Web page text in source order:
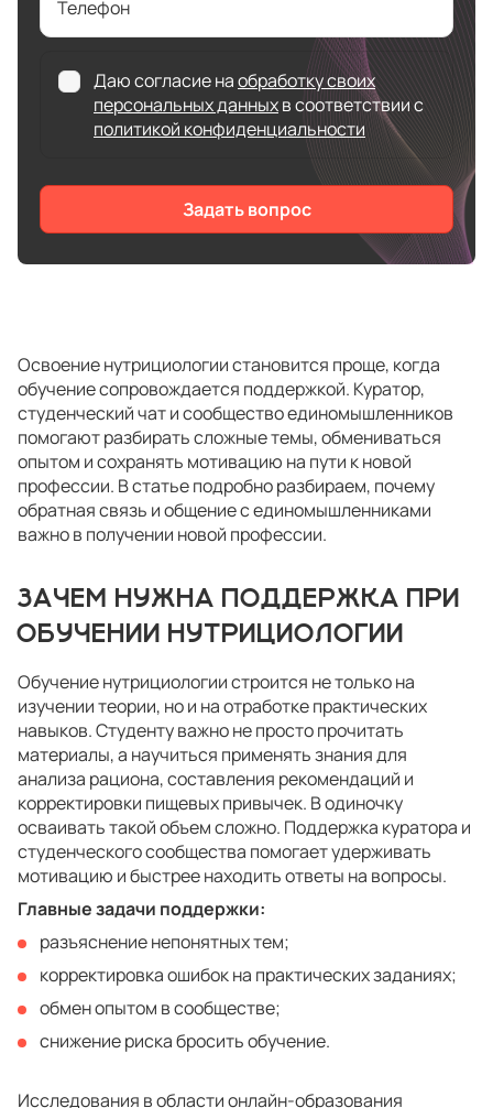
Телефон
Даю согласие наобработку своих
персональных данныхв соответствии с
политикой конфиденциальности
Задать вопрос
Освоение нутрициологии становится проще, когда
обучение сопровождается поддержкой. Куратор,
студенческий чат и сообщество единомышленников
помогают разбирать сложные темы, обмениваться
опытом и сохранять мотивацию на пути к новой
профессии. В статье подробно разбираем, почему
обратная связь и общение с единомышленниками
важно в получении новой профессии.
ЗАЧЕМ НУЖНА ПОДДЕРЖКА ПРИ
ОБУЧЕНИИ НУТРИЦИОЛОГИИ
Обучение нутрициологии строится не только на
изучении теории, но и на отработке практических
навыков. Студенту важно не просто прочитать
материалы, а научиться применять знания для
анализа рациона, составления рекомендаций и
корректировки пищевых привычек. В одиночку
осваивать такой объем сложно. Поддержка куратора и
студенческого сообщества помогает удерживать
мотивацию и быстрее находить ответы на вопросы.
Главные задачи поддержки:
разъяснение непонятных тем;
корректировка ошибок на практических заданиях;
обмен опытом в сообществе;
снижение риска бросить обучение.
Исследования в области онлайн-образования